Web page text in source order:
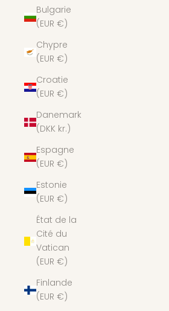
Bulgarie
(EUR €)
Chypre
(EUR €)
Croatie
(EUR €)
Danemark
(DKK kr.)
Espagne
(EUR €)
Estonie
(EUR €)
État de la
Cité du
Vatican
(EUR €)
Finlande
(EUR €)